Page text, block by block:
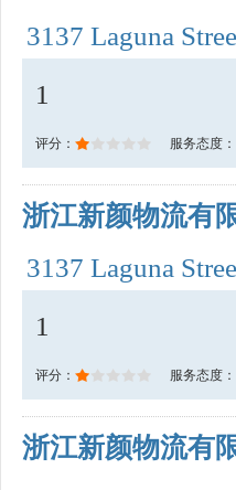
3137 Laguna
1
评分： 服务态度：
浙江新颜物流有
3137 Laguna
1
评分： 服务态度：
浙江新颜物流有